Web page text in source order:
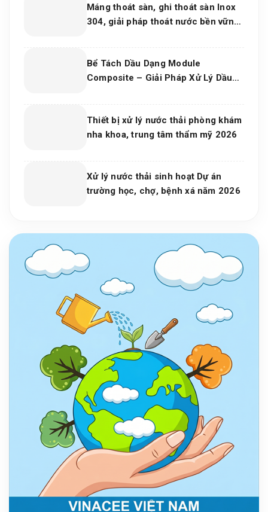
Máng thoát sàn, ghi thoát sàn Inox
304, giải pháp thoát nước bền vững
Bể Tách Dầu Dạng Module
Composite – Giải Pháp Xử Lý Dầu
Thiết bị xử lý nước thải phòng khám
nha khoa, trung tâm thẩm mỹ 2026
Xử lý nước thải sinh hoạt Dự án
trường học, chợ, bệnh xá năm 2026